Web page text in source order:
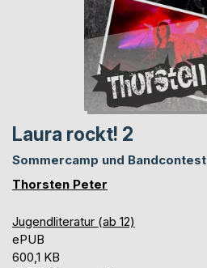
Laura rockt! 2
Sommercamp und Bandcontest
Thorsten Peter
Jugendliteratur (ab 12)
ePUB
600,1 KB